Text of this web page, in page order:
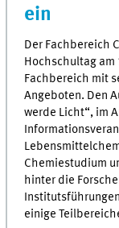
ein
Der Fachbereich
Hochschultag am
Fachbereich mit
Angeboten. Den
werde Licht“, im
Chemiestudium
hinter die
einige